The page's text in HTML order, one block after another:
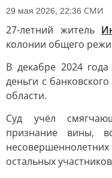
29 мая 2026, 22:36 СМИ
27-летний житель
колонии общего
В декабре 2024
деньги с
области.
Суд учёл
признание вины,
остальных